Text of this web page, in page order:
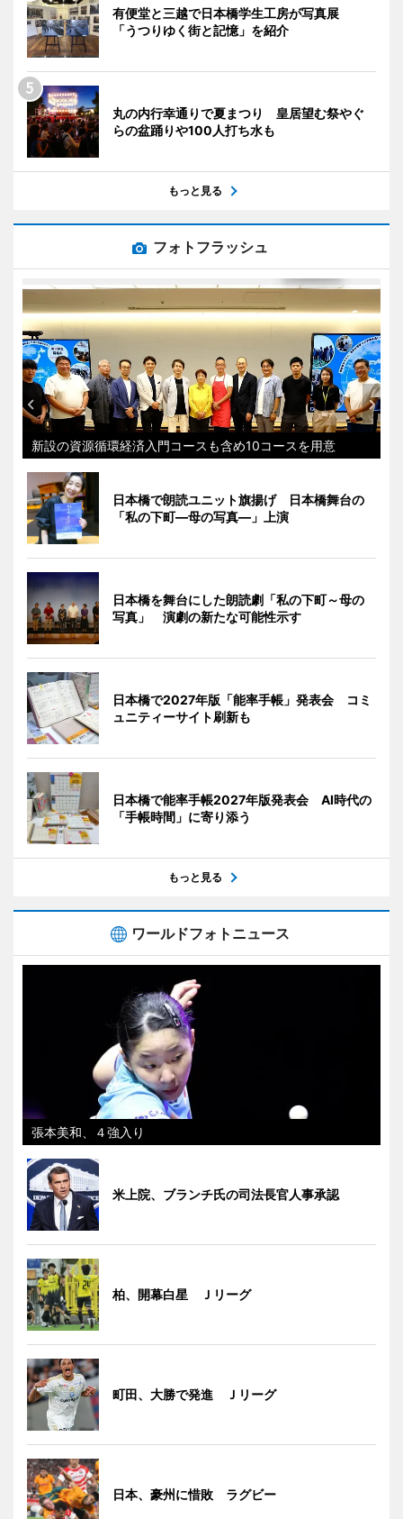
有便堂と三越で日本橋学生工房が写真展
「うつりゆく街と記憶」を紹介
丸の内行幸通りで夏まつり 皇居望む祭やぐ
らの盆踊りや100人打ち水も
もっと見る
フォトフラッシュ
新設の資源循環経済入門コースも含め10コースを用意
日本橋で朗読ユニット旗揚げ 日本橋舞台の
「私の下町―母の写真―」上演
日本橋を舞台にした朗読劇「私の下町～母の
写真」 演劇の新たな可能性示す
日本橋で2027年版「能率手帳」発表会 コミ
ュニティーサイト刷新も
日本橋で能率手帳2027年版発表会 AI時代の
「手帳時間」に寄り添う
もっと見る
ワールドフォトニュース
張本美和、４強入り
米上院、ブランチ氏の司法長官人事承認
柏、開幕白星 Ｊリーグ
町田、大勝で発進 Ｊリーグ
日本、豪州に惜敗 ラグビー